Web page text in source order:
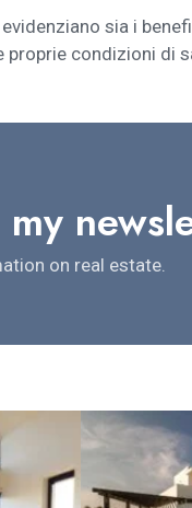
sia i
condizioni di
on real estate.